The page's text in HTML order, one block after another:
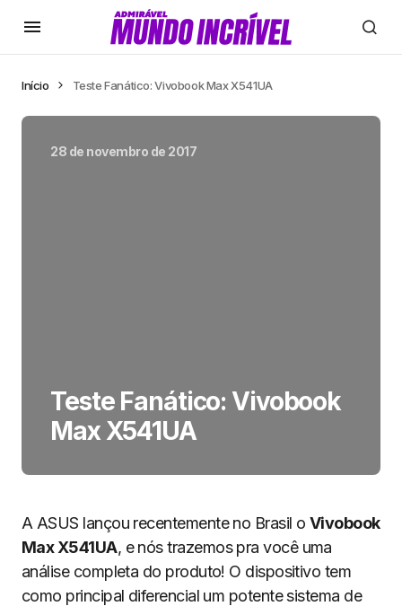
Início Teste Fanático: Vivobook Max X541UA
28 de novembro de 2017
Teste Fanático: Vivobook
Max X541UA
A ASUS lançou recentemente no Brasil o Vivobook
Max X541UA, e nós trazemos pra você uma
análise completa do produto! O dispositivo tem
como principal diferencial um potente sistema de